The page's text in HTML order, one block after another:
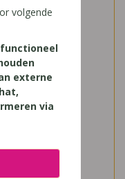
volgende
externe
via